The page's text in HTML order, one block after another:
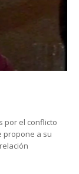
por el conflicto
propone a su